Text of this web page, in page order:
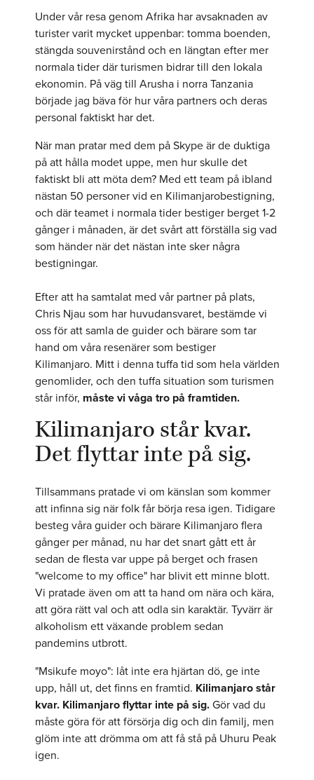
Under vår resa genom Afrika har avsaknaden av
turister varit mycket uppenbar: tomma boenden,
stängda souvenirstånd och en längtan efter mer
normala tider där turismen bidrar till den lokala
ekonomin. På väg till Arusha i norra Tanzania
började jag bäva för hur våra partners och deras
personal faktiskt har det.
När man pratar med dem på Skype är de duktiga
på att hålla modet uppe, men hur skulle det
faktiskt bli att möta dem? Med ett team på ibland
nästan 50 personer vid en Kilimanjarobestigning,
och där teamet i normala tider bestiger berget 1-2
gånger i månaden, är det svårt att förställa sig vad
som händer när det nästan inte sker några
bestigningar.
Efter att ha samtalat med vår partner på plats,
Chris Njau som har huvudansvaret, bestämde vi
oss för att samla de guider och bärare som tar
hand om våra resenärer som bestiger
Kilimanjaro. Mitt i denna tuffa tid som hela världen
genomlider, och den tuffa situation som turismen
står inför, måste vi våga tro på framtiden.
Kilimanjaro står kvar.
Det flyttar inte på sig.
Tillsammans pratade vi om känslan som kommer
att infinna sig när folk får börja resa igen. Tidigare
besteg våra guider och bärare Kilimanjaro flera
gånger per månad, nu har det snart gått ett år
sedan de flesta var uppe på berget och frasen
"welcome to my office" har blivit ett minne blott.
Vi pratade även om att ta hand om nära och kära,
att göra rätt val och att odla sin karaktär. Tyvärr är
alkoholism ett växande problem sedan
pandemins utbrott.
"Msikufe moyo": låt inte era hjärtan dö, ge inte
upp, håll ut, det finns en framtid. Kilimanjaro står
kvar. Kilimanjaro flyttar inte på sig.Gör vad du
måste göra för att försörja dig och din familj, men
glöm inte att drömma om att få stå på Uhuru Peak
igen.